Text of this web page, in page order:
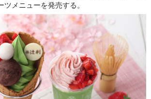
メニューを発売する。